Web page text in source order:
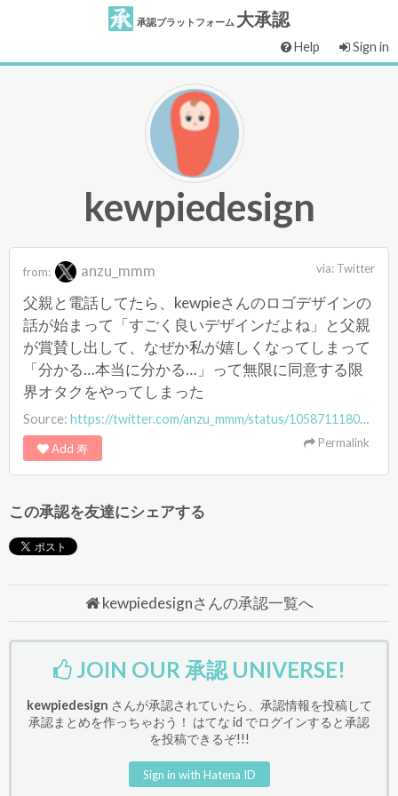
承認プラットフォーム 大承認
Help Sign in
kewpiedesign
from: anzu_mmm via: Twitter
父親と電話してたら、kewpieさんのロゴデザインの
話が始まって「すごく良いデザインだよね」と父親
が賞賛し出して、なぜか私が嬉しくなってしまって
「分かる…本当に分かる…」って無限に同意する限
界オタクをやってしまった
Source: https://twitter.com/anzu_mmm/status/1058711180682780673
Add 寿 Permalink
この承認を友達にシェアする
kewpiedesignさんの承認一覧へ
JOIN OUR 承認 UNIVERSE!
kewpiedesign さんが承認されていたら、承認情報を投稿して
承認まとめを作っちゃおう！ はてな id でログインすると承認
を投稿できるぞ!!!
Sign in with Hatena ID